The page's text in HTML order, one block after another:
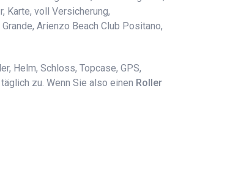
Karte, voll Versicherung,
Arienzo Beach Club Positano,
Helm, Schloss, Topcase, GPS,
zu. Wenn Sie also einen Roller